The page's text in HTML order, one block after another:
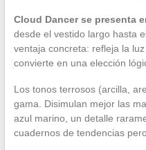
Cloud Dancer se presenta
desde el vestido largo hasta
ventaja concreta: refleja la
convierte en una elección
Los tonos terrosos (arcilla,
gama. Disimulan mejor las
azul marino, un detalle
cuadernos de tendencias